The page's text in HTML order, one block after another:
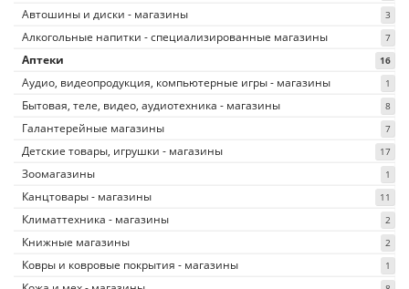
Автошины и диски - магазины 3
Алкогольные напитки - специализированные магазины 7
Аптеки 16
Аудио, видеопродукция, компьютерные игры - магазины 1
Бытовая, теле, видео, аудиотехника - магазины 8
Галантерейные магазины 7
Детские товары, игрушки - магазины 17
Зоомагазины 1
Канцтовары - магазины 11
Климаттехника - магазины 2
Книжные магазины 2
Ковры и ковровые покрытия - магазины 1